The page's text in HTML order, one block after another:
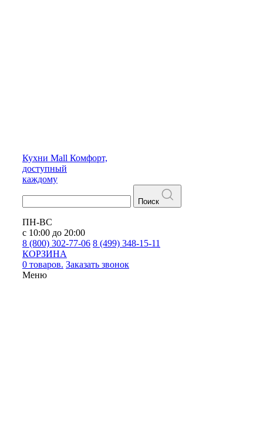
Кухни Mall Комфорт,
доступный
каждому
Поиск
ПН-ВС
с 10:00 до 20:00
8 (800) 302-77-06 8 (499) 348-15-11
КОРЗИНА
0 товаров. Заказать звонок
Меню